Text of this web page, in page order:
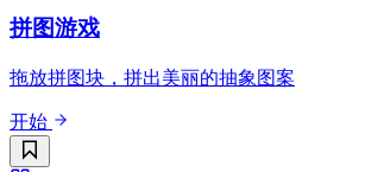
拼图游戏
拖放拼图块，拼出美丽的抽象图案
开始